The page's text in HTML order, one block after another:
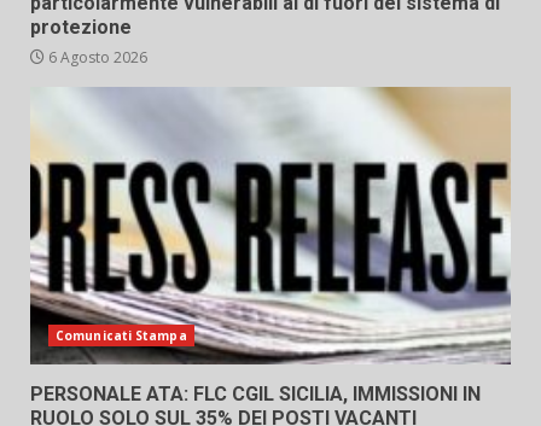
protezione
6 Agosto 2026
Comunicati Stampa
PERSONALE ATA: FLC CGIL SICILIA, IMMISSIONI IN
RUOLO SOLO SUL 35% DEI POSTI VACANTI